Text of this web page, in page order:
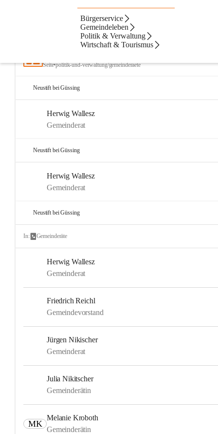
Bürgerservice
Gemeindeleben
Politik & Verwaltung
Wirtschaft & Tourismus
Artikel Dateien
Seite•politik-und-verwaltung/gemeinderaete
Neustift bei Güssing
Herwig Wallesz
Gemeinderat
Neustift bei Güssing
Herwig Wallesz
Gemeinderat
Neustift bei Güssing
In: Gemeinderäte
Herwig Wallesz
Gemeinderat
Friedrich Reichl
Gemeindevorstand
Jürgen Nikischer
Gemeinderat
Julia Nikitscher
Gemeinderätin
MK
Melanie Kroboth
Gemeinderätin